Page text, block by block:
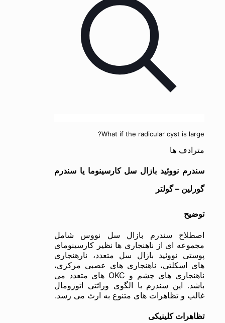
What if the radicular cyst is large?
مترادف ها
سندرم نووئید بازال سل کارسینوما یا سندرم
گورلین – گولتر
توضیح
اصطلاح سندرم بازال سل نووس شامل
مجموعه ای از ناهنجاری ها نظیر کارسینومای
پوستی نووئید بازال سل متعدد، نارهنجاری
های اسکلتی، ناهنجاری های عصبی مرکزی،
ناهنجاری های چشم و OKC های متعدد می
باشد. این سندرم با الگوی وراثتی اتوزومال
غالب و تظاهرات های متنوع به ارث می رسد.
تظاهرات کلینیکی